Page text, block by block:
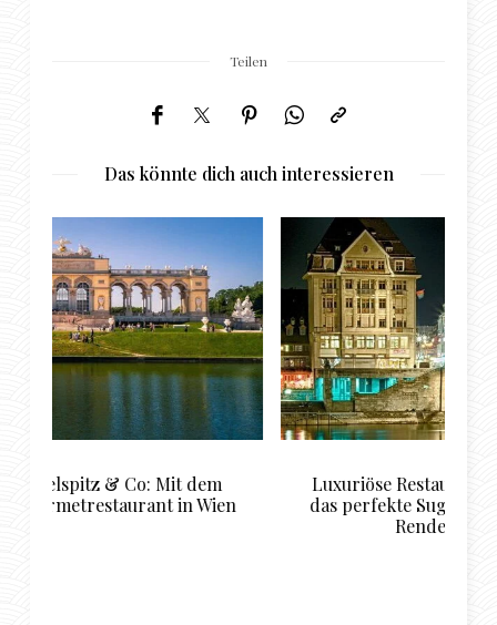
Teilen
Das könnte dich auch interessieren
Luxuriöse Restaurant Empfehlungen für
das perfekte Sugardaddy und Sugarbabe